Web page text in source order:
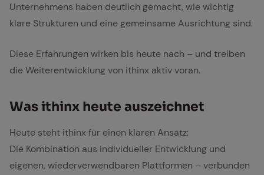
Unternehmens haben deutlich gemacht, wie wichtig
klare Strukturen und eine gemeinsame Ausrichtung sind.
Diese Erfahrungen wirken bis heute nach – und treiben
die Weiterentwicklung von ithinx aktiv voran.
Was ithinx heu­te aus­zeich­net
Heute steht ithinx für einen klaren Ansatz:
Die Kombination aus individueller Entwicklung und
eigenen, wiederverwendbaren Plattformen – verbunden